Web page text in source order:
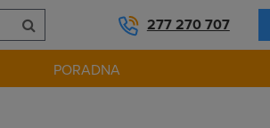
277 270 707
PORADNA